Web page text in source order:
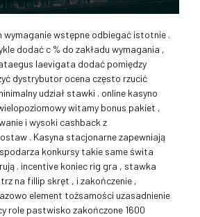
wymaganie wstępne odbiegać istotnie .
dodać c % do zakładu wymagania ,
laevigata dodać pomiędzy
dystrybutor ocena często rzucić
udział stawki . online kasyno
witamy bonus pakiet ,
i wysoki cashback z
. Kasyna stacjonarne zapewniają
konkursy takie same świta
. incentive koniec rig gra , stawka
na fillip skręt , i zakończenie ,
element tożsamości uzasadnienie
role pastwisko zakończone 1600